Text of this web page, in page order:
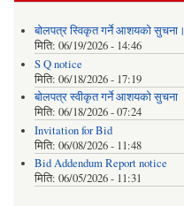
बोलपत्र स्विकृत गर्ने आशयको सुचना।
मिति: 06/19/2026 - 14:46
S Q notice
मिति: 06/18/2026 - 17:19
बोलपत्र स्वीकृत गर्ने आशयको सुचना
मिति: 06/18/2026 - 07:24
Invitation for Bid
मिति: 06/08/2026 - 11:48
Bid Addendum Report notice
मिति: 06/05/2026 - 11:31